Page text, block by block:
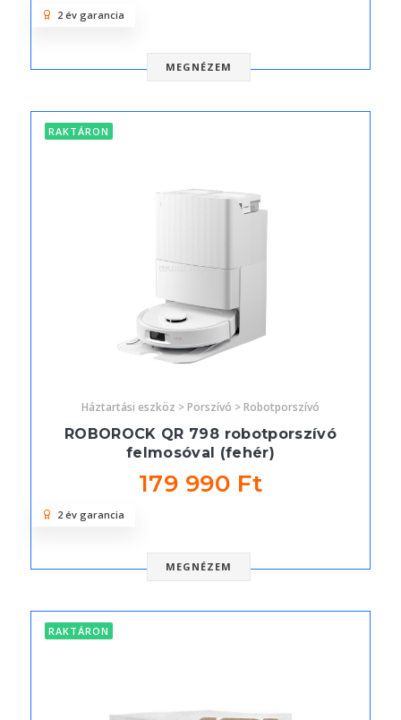
MEGNÉZEM
2 év garancia
RAKTÁRON
Háztartási eszköz > Porszívó > Robotporszívó
ROBOROCK QR 798 robotporszívó
felmosóval (fehér)
179 990 Ft
MEGNÉZEM
2 év garancia
RAKTÁRON